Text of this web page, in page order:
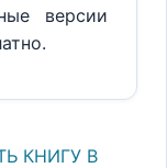
версии
КНИГУ В